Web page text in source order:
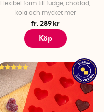
Flexibel form till fudge, choklad,
kola och mycket mer
fr. 289 kr
Köp